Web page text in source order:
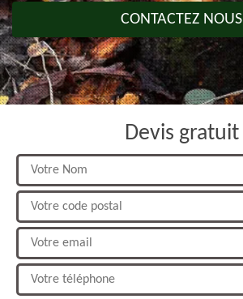
CONTACTEZ NOUS
Devis gratuit